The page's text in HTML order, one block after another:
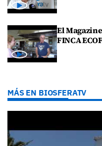
El
FINCA
MÁS EN BIOSFERATV